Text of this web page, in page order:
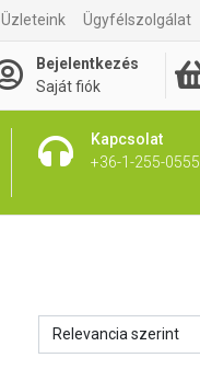
Üzleteink Ügyfélszolgálat
Bejelentkezés
Saját fiók
Kapcsolat
+36-1-255-0555
Relevancia szerint